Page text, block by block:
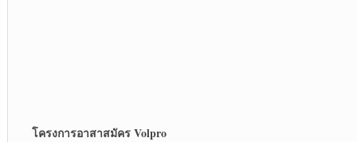
โครงการอาสาสมัคร Volpro